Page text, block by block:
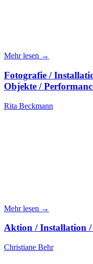
Mehr lesen →
Fotografie /
Objekte /
Rita Beckmann
Mehr lesen →
Aktion / Installation
Christiane Behr